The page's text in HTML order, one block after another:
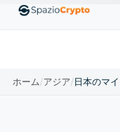
EthereumETH$1,880.58
ホーム/アジア/